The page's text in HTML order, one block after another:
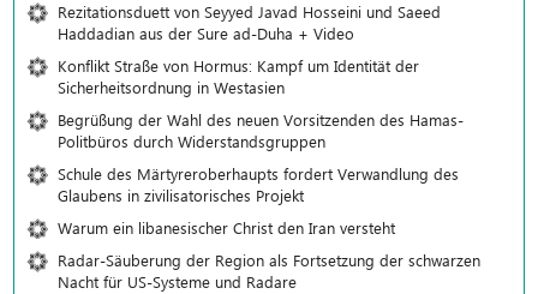
Rezitationsduett von Seyyed Javad Hosseini und Saeed
Haddadian aus der Sure ad-Duha + Video
Konflikt Straße von Hormus: Kampf um Identität der
Sicherheitsordnung in Westasien
Begrüßung der Wahl des neuen Vorsitzenden des Hamas-
Politbüros durch Widerstandsgruppen
Schule des Märtyreroberhaupts fordert Verwandlung des
Glaubens in zivilisatorisches Projekt
Warum ein libanesischer Christ den Iran versteht
Radar-Säuberung der Region als Fortsetzung der schwarzen
Nacht für US-Systeme und Radare